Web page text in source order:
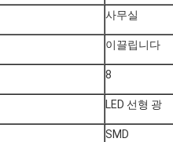
사무실
이끌립니다
8
LED 선형 광
SMD